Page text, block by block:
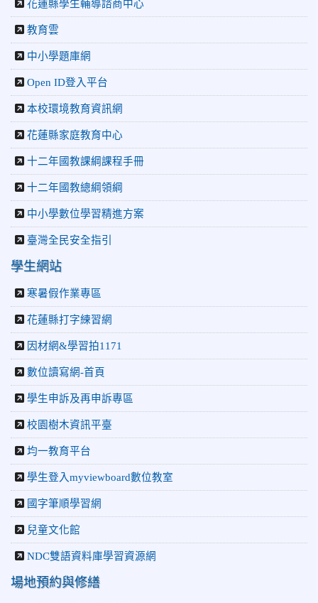
2026-06-10 教育廣播電台：揮別童年迎向青春 中正國小畢業
師生自製畢業歌曲
2026-06-10 教育廣播電台：尋覓歷史記憶 花蓮中正國小社團
體驗闖關探索歷史
2026-04-30 讓愛閃閃發光！中正國小「小老闆大市集」愛心
花蓮縣學生輔導諮商中心
教育雲
中小學題庫網
Open ID登入平台
本校環境教育資訊網
花蓮縣家庭教育中心
十二年國教課綱課程手冊
十二年國教總綱領綱
中小學數位學習精進方案
臺灣全民安全指引
學生網站
寒暑假作業專區
花蓮縣打字練習網
因材網&學習拍1171
數位讀寫網-首頁
學生申訴及再申訴專區
校園樹木資訊平臺
均一教育平台
學生登入myviewboard數位教室
國字筆順學習網
兒童文化館
NDC雙語資料庫學習資源網
場地預約與修繕